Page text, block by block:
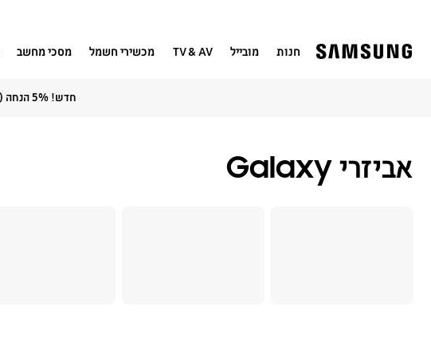
חנות מובייל TV & AV מכשירי חשמל מסכי מחשב
חדש! 5% הנחה (עד 200 ש"ח) ברכישה הראשונה באפליקציה*
אביזרי Galaxy